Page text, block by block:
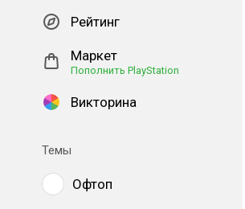
Рейтинг
Маркет
Пополнить PlayStation
Викторина
Темы
Офтоп